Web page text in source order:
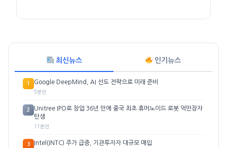
최신뉴스 인기뉴스
1 Google DeepMind, AI 선도 전략으로 미래 준비
5분전
2
Unitree IPO로 창업 36년 만에 중국 최초 휴머노이드 로봇 억만장자
탄생
11분전
3 Intel(INTC) 주가 급증, 기관투자자 대규모 매입